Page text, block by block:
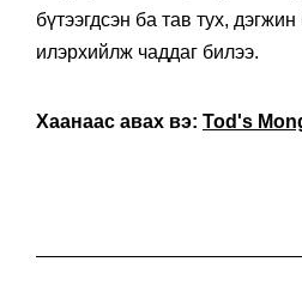
бүтээгдсэн ба тав тух,
илэрхийлж чаддаг билээ.
Хаанаас авах вэ: Tod's